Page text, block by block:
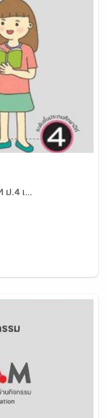
ป.4 เ...